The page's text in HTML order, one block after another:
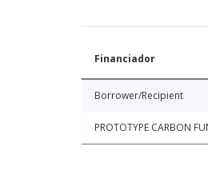
Financiador
Borrower/Recipient
PROTOTYPE CARBON